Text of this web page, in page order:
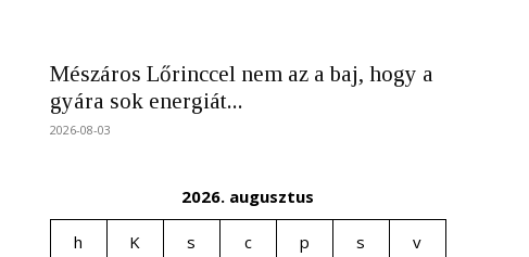
Mészáros Lőrinccel nem az a baj, hogy a
gyára sok energiát...
2026-08-03
2026. augusztus
h K s c p s
v